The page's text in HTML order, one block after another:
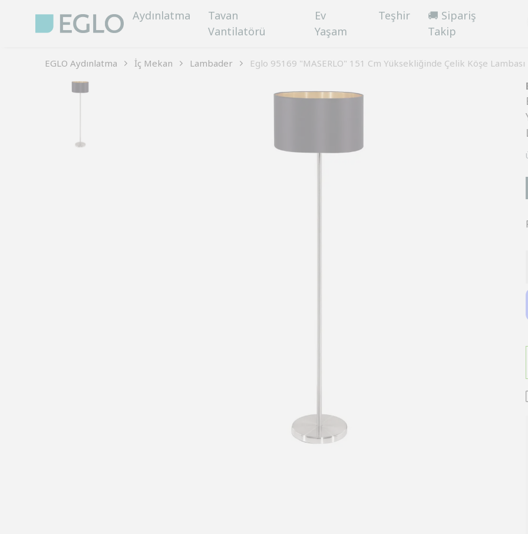
Aydınlatma
Tavan
Vantilatörü
Ev
Yaşam
Teşhir
🚚 Sipariş
Takip
EGLO Aydınlatma İç Mekan Lambader Eglo 95169 "MASERLO" 151 Cm Yüksekliğinde Çelik Köşe